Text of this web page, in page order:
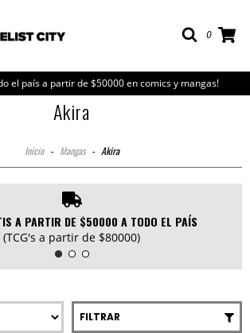
0
el país a partir de $50000 en comics y mangas!
Akira
Inicio - Mangas - Akira
A PARTIR DE $50000 A TODO EL PAÍS
(TCG's a partir de $80000)
FILTRAR